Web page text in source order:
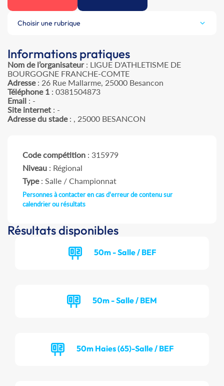
Choisir une rubrique
Informations pratiques
Nom de l’organisateur: LIGUE D'ATHLETISME DE
BOURGOGNE FRANCHE-COMTE
Adresse: 26 Rue Mallarme, 25000 Besancon
Téléphone 1 : 0381504873
Email : -
Site internet : -
Adresse du stade: , 25000 BESANCON
Code compétition : 315979
Niveau : Régional
Type: Salle / Championnat
Personnes à contacter en cas d'erreur de contenu sur
calendrier ou résultats
Résultats disponibles
50m - Salle / BEF
50m - Salle / BEM
50m Haies (65)-Salle / BEF